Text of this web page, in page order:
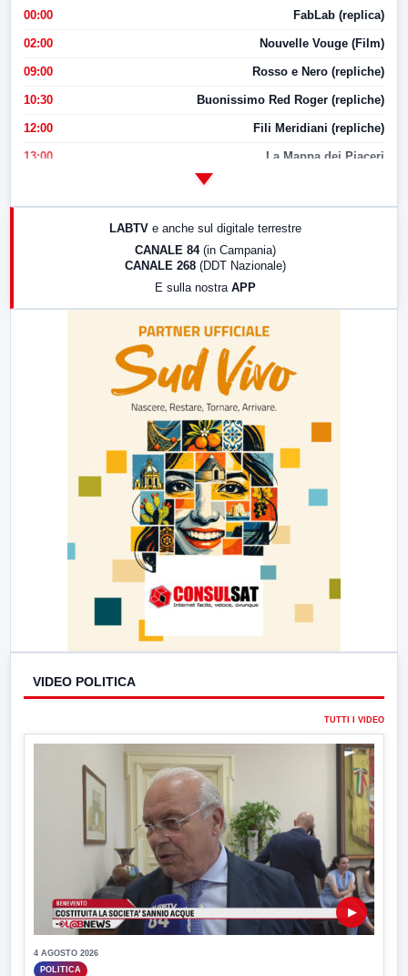
00:00 FabLab (replica)
02:00 Nouvelle Vouge (Film)
09:00 Rosso e Nero (repliche)
10:30 Buonissimo Red Roger (repliche)
12:00 Fili Meridiani (repliche)
13:00 La Mappa dei Piaceri
17:00 LabNews (replica)
LABTV e anche sul digitale terrestre
CANALE 84 (in Campania)
CANALE 268 (DDT Nazionale)
E sulla nostra APP
VIDEO POLITICA
TUTTI I VIDEO
▶
4 AGOSTO 2026
POLITICA